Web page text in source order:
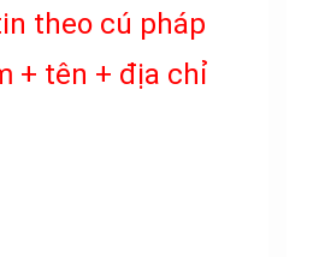
theo cú pháp
+ tên + địa chỉ